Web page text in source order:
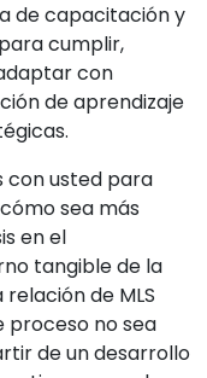
de capacitación y
cumplir,
con
de aprendizaje
con usted para
sea más
en el
tangible de la
de MLS
proceso no sea
de un desarrollo